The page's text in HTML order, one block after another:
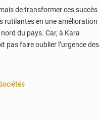
de transformer ces succès
rutilantes en une amélioration
du pays. Car, à Kara
pas faire oublier l’urgence des